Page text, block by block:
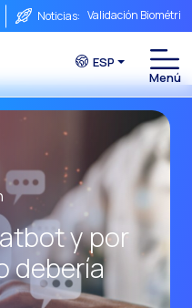
Noticias: Validación
Puntos de
Seguridad, ¿Te
Del chat a la
La conversación
Integrar no es
El ROI de una
Conversational
WhatsApp no es
El fin del embudo
ESP
y por
debería